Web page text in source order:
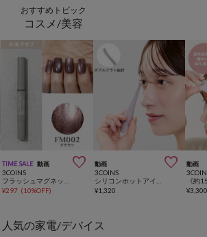
おすすめトピック
コスメ/美容
TIME SALE 動画 
3COINS
¥297 (10%OFF)
動画 
3COINS
¥1,320
動画
¥
人気の家電/デバイス